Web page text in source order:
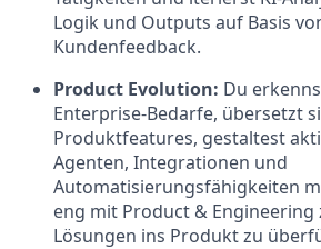
Logik und Outputs auf Basis
Kundenfeedback.
Product Evolution: Du
Enterprise-Bedarfe, übersetzt
Produktfeatures, gestaltest
Agenten, Integrationen und
Automatisierungsfähigkeiten
eng mit Product & Engineering
Lösungen ins Produkt zu